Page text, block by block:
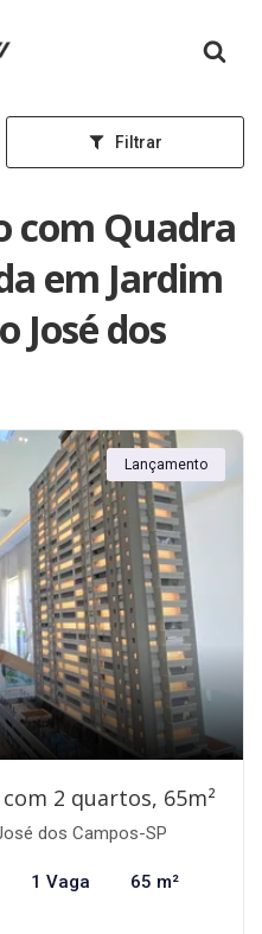
inicial
Filtrar
com Quadra
em Jardim
José dos
Lançamento
2 quartos, 65m²
dos Campos-SP
1 Vaga 65 m²